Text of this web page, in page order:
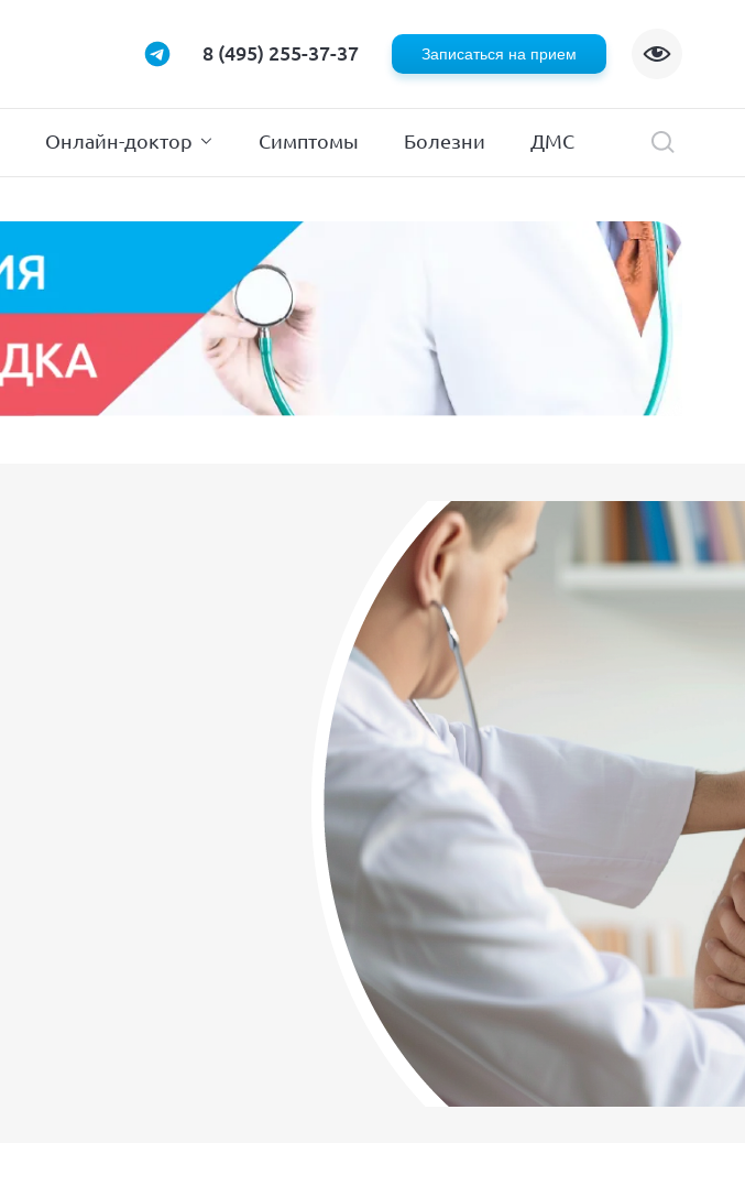
8 (495) 255-37-37 Записаться на прием
Проктология
Психотерапия
Хирургия
Эндокринология
Онлайн-доктор Симптомы Болезни ДМС